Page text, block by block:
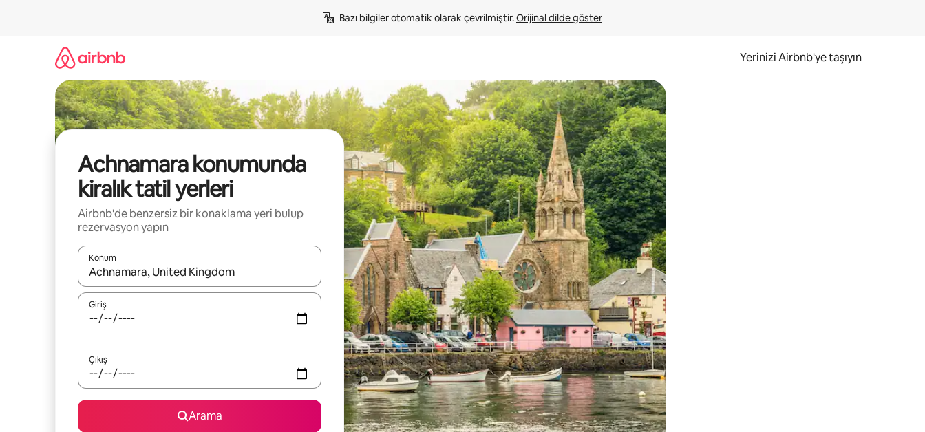
Bazı bilgiler otomatik olarak çevrilmiştir. Orijinal dilde göster
Yerinizi Airbnb'ye taşıyın
Achnamara konumunda
kiralık tatil yerleri
Airbnb'de benzersiz bir konaklama yeri bulup
rezervasyon yapın
Konum
Sonuçlar kullanılabilir olduğunda yukarı ve aşağı oklarıyla gezinin veya dokunarak ya da kaydırma hareketleriyle keşfedin.
Giriş
Çıkış
Arama